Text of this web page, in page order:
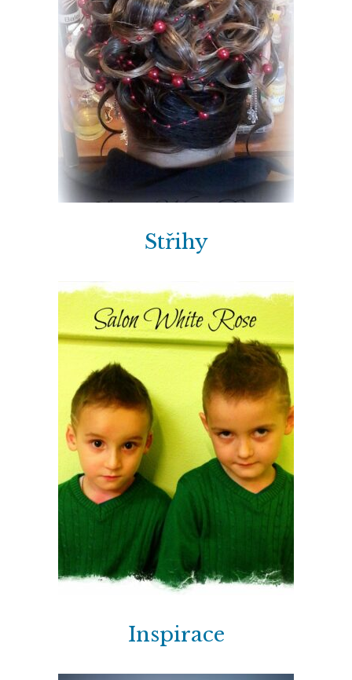
Střihy
Inspirace